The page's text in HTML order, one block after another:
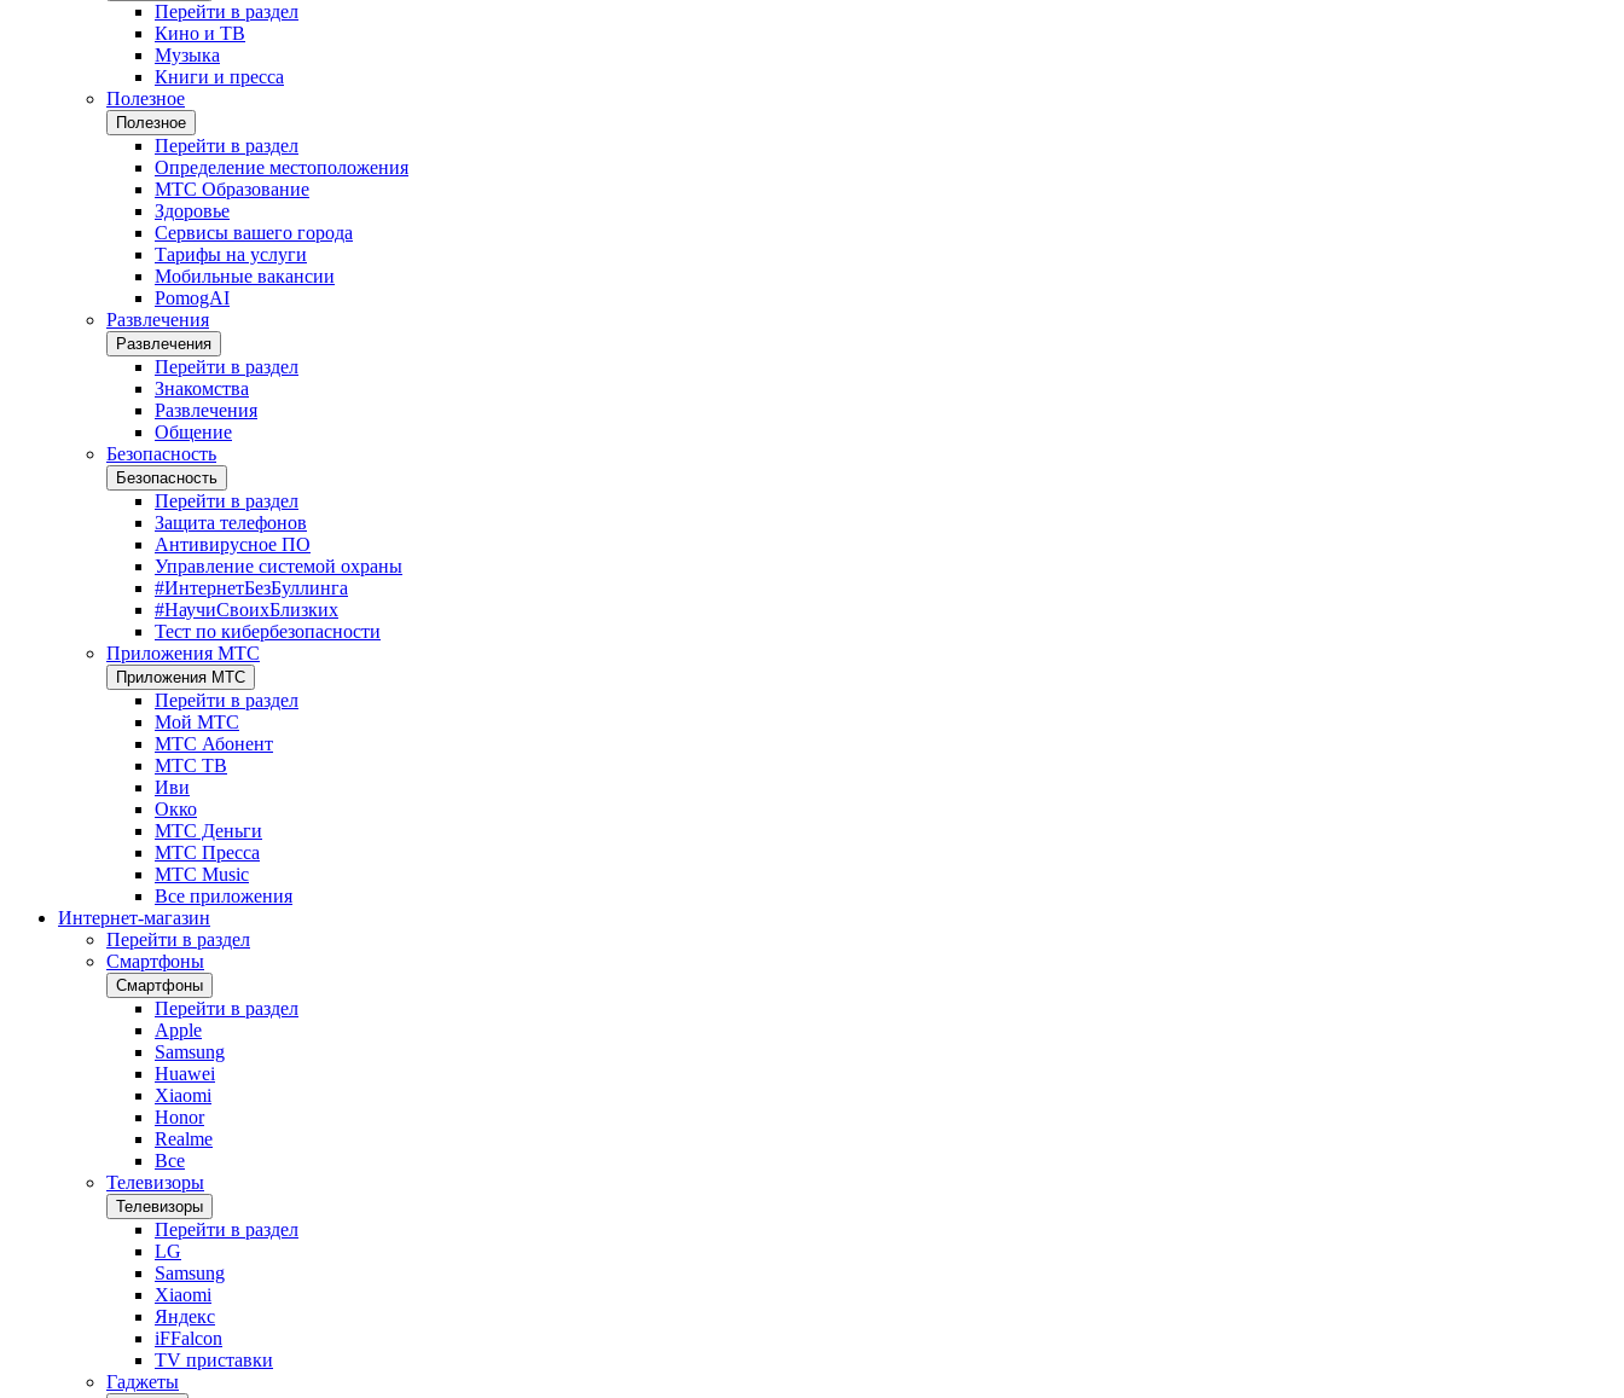
Перейти в раздел
Кино и ТВ
Музыка
Книги и пресса
Полезное
Полезное
Перейти в раздел
Определение местоположения
МТС Образование
Здоровье
Сервисы вашего города
Тарифы на услуги
Мобильные вакансии
PomogAI
Развлечения
Развлечения
Перейти в раздел
Знакомства
Развлечения
Общение
Безопасность
Безопасность
Перейти в раздел
Защита телефонов
Антивирусное ПО
Управление системой охраны
#ИнтернетБезБуллинга
#НаучиСвоихБлизких
Тест по кибербезопасности
Приложения МТС
Приложения МТС
Перейти в раздел
Мой МТС
МТС Абонент
МТС ТВ
Иви
Окко
МТС Деньги
МТС Пресса
МТС Music
Все приложения
Интернет-магазин
Перейти в раздел
Смартфоны
Смартфоны
Перейти в раздел
Apple
Samsung
Huawei
Xiaomi
Honor
Realme
Все
Телевизоры
Телевизоры
Перейти в раздел
LG
Samsung
Xiaomi
Яндекс
iFFalcon
TV приставки
Гаджеты